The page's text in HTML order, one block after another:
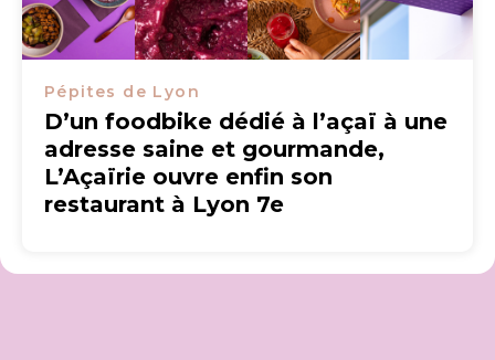
Pépites de Lyon
D’un foodbike dédié à l’açaï à une
adresse saine et gourmande,
L’Açaïrie ouvre enfin son
restaurant à Lyon 7e